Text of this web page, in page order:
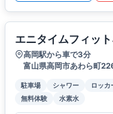
エニタイムフィッ
高岡駅から車で3分
富山県高岡市あわら町
駐車場 シャワー ロッカ
無料体験
水素水